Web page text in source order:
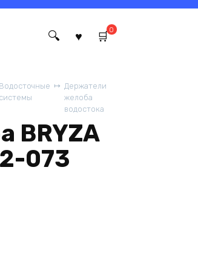
0
Водосточные
системы
Держатели
желоба
водостока
BRYZA
073